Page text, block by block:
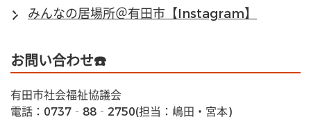
みんなの居場所＠有田市【Instagram】
お問い合わせ☎️
有田市社会福祉協議会
電話：0737‐88‐2750(担当：嶋田・宮本)